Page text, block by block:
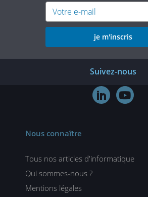
je m'inscris
Suivez-nous
 
Nous connaître
Tous nos articles d'informatique
Qui sommes-nous ?
Mentions légales